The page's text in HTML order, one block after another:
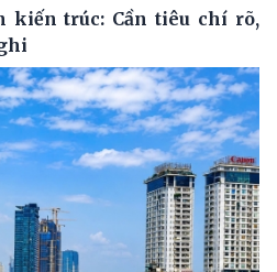
kiến trúc: Cần tiêu chí rõ,